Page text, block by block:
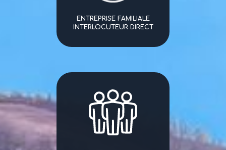
ENTREPRISE FAMILIALE
INTERLOCUTEUR DIRECT